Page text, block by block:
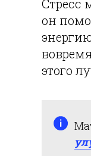
Стресс
он
этого